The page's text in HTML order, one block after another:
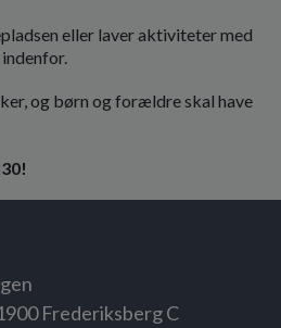
eller laver aktiviteter med
og børn og forældre skal have
Frederiksberg C